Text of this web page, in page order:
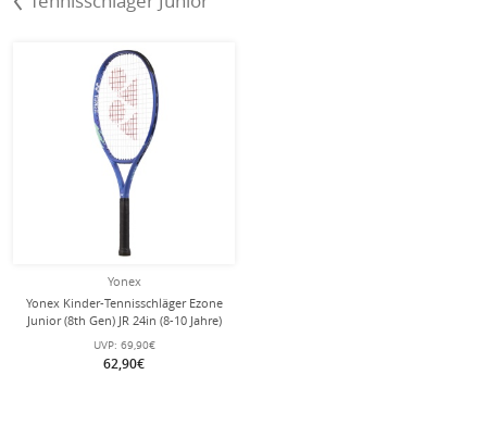
Yonex
Yonex Kinder-Tennisschläger Ezone
Junior (8th Gen) JR 24in (8-10 Jahre)
2025 blau - besaitet -
UVP: 69,90€
62,90€